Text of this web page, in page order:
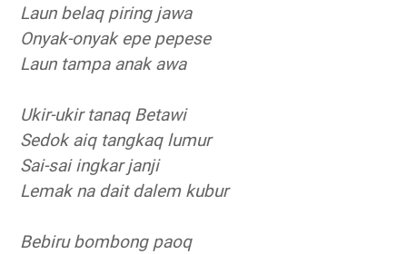
Laun belaq piring jawa
Onyak-onyak epe pepese
Laun tampa anak awa
Ukir-ukir tanaq Betawi
Sedok aiq tangkaq lumur
Sai-sai ingkar janji
Lemak na dait dalem kubur
Bebiru bombong paoq